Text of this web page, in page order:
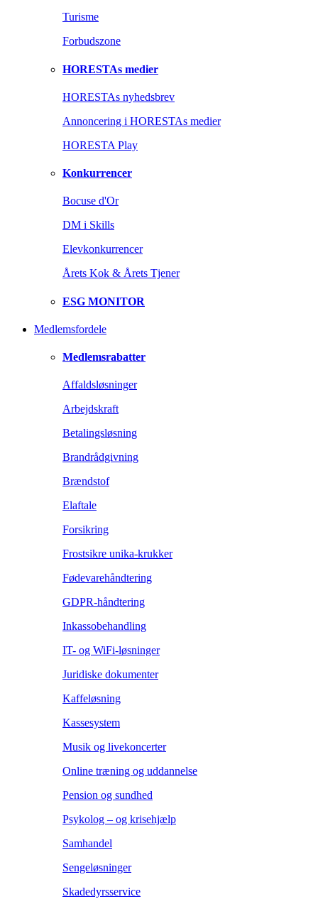
Turisme
Forbudszone
HORESTAs medier
HORESTAs nyhedsbrev
Annoncering i HORESTAs medier
HORESTA Play
Konkurrencer
Bocuse d'Or
DM i Skills
Elevkonkurrencer
Årets Kok & Årets Tjener
ESG MONITOR
Medlemsfordele
Medlemsrabatter
Affaldsløsninger
Arbejdskraft
Betalingsløsning
Brandrådgivning
Brændstof
Elaftale
Forsikring
Frostsikre unika-krukker
Fødevarehåndtering
GDPR-håndtering
Inkassobehandling
IT- og WiFi-løsninger
Juridiske dokumenter
Kaffeløsning
Kassesystem
Musik og livekoncerter
Online træning og uddannelse
Pension og sundhed
Psykolog – og krisehjælp
Samhandel
Sengeløsninger
Skadedyrsservice